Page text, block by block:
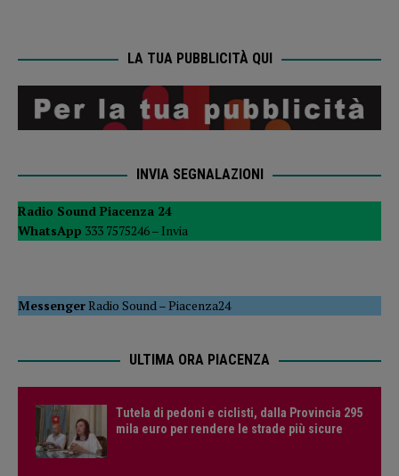
LA TUA PUBBLICITÀ QUI
INVIA SEGNALAZIONI
Radio Sound Piacenza 24
WhatsApp 333 7575246 – Invia
MessengerRadio Sound–Piacenza24
ULTIMA ORA PIACENZA
Tutela di pedoni e ciclisti, dalla Provincia 295
mila euro per rendere le strade più sicure